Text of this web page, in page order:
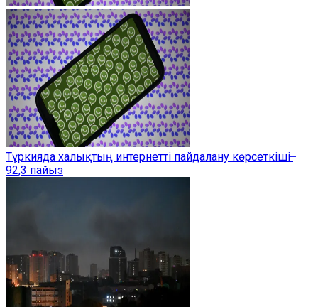
Түркияда халықтың интернетті пайдалану көрсеткіші ̶
92,3 пайыз